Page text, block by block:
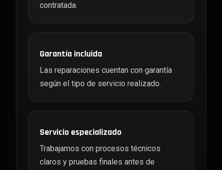
contratada.
Garantía incluida
Las reparaciones cuentan con garantía
según el tipo de servicio realizado.
Servicio especializado
Trabajamos con procesos técnicos
claros y pruebas finales antes de